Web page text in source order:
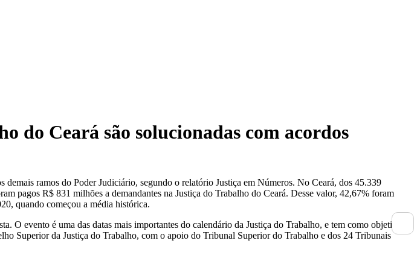
do Ceará são solucionadas com acordos
ramos do Poder Judiciário, segundo o relatório Justiça em Números. No Ceará, dos 45.339
pagos R$ 831 milhões a demandantes na Justiça do Trabalho do Ceará. Desse valor, 42,67% foram
quando começou a média histórica.
O evento é uma das datas mais importantes do calendário da Justiça do Trabalho, e tem como objetivo
Superior da Justiça do Trabalho, com o apoio do Tribunal Superior do Trabalho e dos 24 Tribunais